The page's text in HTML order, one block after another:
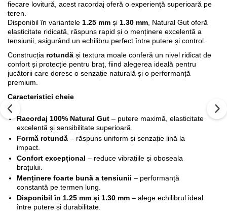
fiecare lovitură, acest racordaj oferă o experiență superioară pe
teren.
Disponibil în variantele 1.25 mm și 1.30 mm , Natural Gut oferă
elasticitate ridicată, răspuns rapid și o menținere excelentă a
tensiunii, asigurând un echilibru perfect între putere și control.
Construcția rotundă și textura moale conferă un nivel ridicat de
confort și protecție pentru braț, fiind alegerea ideală pentru
jucătorii care doresc o senzație naturală și o performanță
premium.
Caracteristici cheie
Racordaj 100% Natural Gut – putere maximă, elasticitate
excelentă și sensibilitate superioară.
Formă rotundă – răspuns uniform și senzație lină la
impact.
Confort excepțional – reduce vibrațiile și oboseala
brațului.
Menținere foarte bună a tensiunii – performanță
constantă pe termen lung.
Disponibil în 1.25 mm și 1.30 mm – alege echilibrul ideal
între putere și durabilitate.